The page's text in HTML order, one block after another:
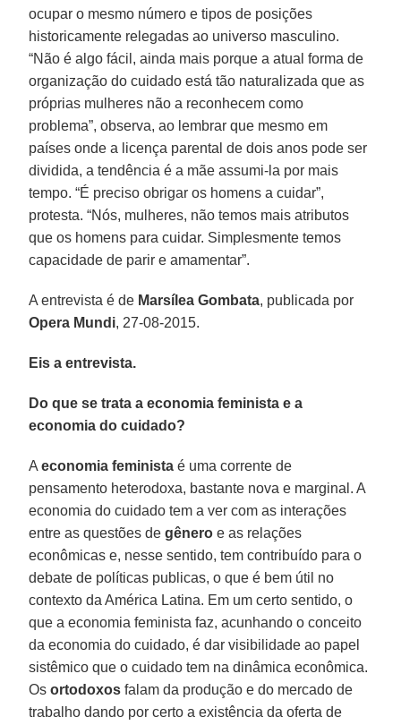
ocupar o mesmo número e tipos de posições
historicamente relegadas ao universo masculino.
“Não é algo fácil, ainda mais porque a atual forma de
organização do cuidado está tão naturalizada que as
próprias mulheres não a reconhecem como
problema”, observa, ao lembrar que mesmo em
países onde a licença parental de dois anos pode ser
dividida, a tendência é a mãe assumi-la por mais
tempo. “É preciso obrigar os homens a cuidar”,
protesta. “Nós, mulheres, não temos mais atributos
que os homens para cuidar. Simplesmente temos
capacidade de parir e amamentar”.
A entrevista é de Marsílea Gombata, publicada por
Opera Mundi, 27-08-2015.
Eis a entrevista.
Do que se trata a economia feminista e a
economia do cuidado?
Aeconomia feminista é uma corrente de
pensamento heterodoxa, bastante nova e marginal. A
economia do cuidado tem a ver com as interações
entre as questões degênero e as relações
econômicas e, nesse sentido, tem contribuído para o
debate de políticas publicas, o que é bem útil no
contexto da América Latina. Em um certo sentido, o
que a economia feminista faz, acunhando o conceito
da economia do cuidado, é dar visibilidade ao papel
sistêmico que o cuidado tem na dinâmica econômica.
Osortodoxos falam da produção e do mercado de
trabalho dando por certo a existência da oferta de